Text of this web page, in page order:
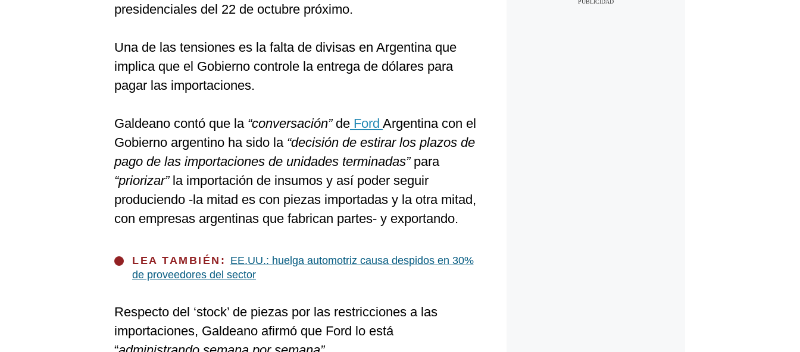
presidenciales del 22 de octubre próximo.
Una de las tensiones es la falta de divisas en Argentina que
implica que el Gobierno controle la entrega de dólares para
pagar las importaciones.
Galdeano contó que la“conversación”de Ford Argentina con el
Gobierno argentino ha sido la “decisión de estirar los plazos de
pago de las importaciones de unidades terminadas” para
“priorizar”la importación de insumos y así poder seguir
produciendo -la mitad es con piezas importadas y la otra mitad,
con empresas argentinas que fabrican partes- y exportando.
LEA TAMBIÉN: EE.UU.: huelga automotriz causa despidos en 30%
de proveedores del sector
Respecto del ‘stock’ de piezas por las restricciones a las
importaciones, Galdeano afirmó que Ford lo está